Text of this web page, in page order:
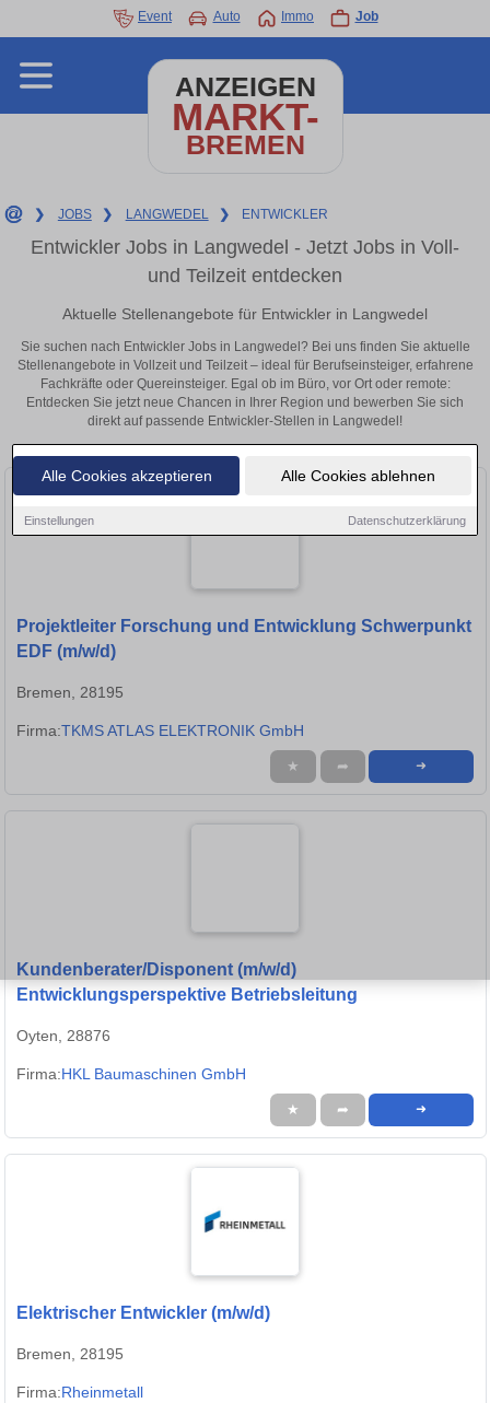
Alle Cookies akzeptieren Alle Cookies ablehnen
Einstellungen Datenschutzerklärung
Event Auto Immo Job
ANZEIGEN
MARKT-
BREMEN
❯ JOBS ❯ LANGWEDEL ❯ ENTWICKLER
Entwickler Jobs in Langwedel - Jetzt Jobs in Voll-
und Teilzeit entdecken
Aktuelle Stellenangebote für Entwickler in Langwedel
Sie suchen nach Entwickler Jobs in Langwedel? Bei uns finden Sie aktuelle
Stellenangebote in Vollzeit und Teilzeit – ideal für Berufseinsteiger, erfahrene
Fachkräfte oder Quereinsteiger. Egal ob im Büro, vor Ort oder remote:
Entdecken Sie jetzt neue Chancen in Ihrer Region und bewerben Sie sich
direkt auf passende Entwickler-Stellen in Langwedel!
Projektleiter Forschung und Entwicklung Schwerpunkt
EDF (m/w/d)
Bremen, 28195
Firma:TKMS ATLAS ELEKTRONIK GmbH
★ ➦ ➜
Kundenberater/Disponent (m/w/d)
Entwicklungsperspektive Betriebsleitung
Oyten, 28876
Firma:HKL Baumaschinen GmbH
★ ➦ ➜
Elektrischer Entwickler (m/w/d)
Bremen, 28195
Firma:Rheinmetall